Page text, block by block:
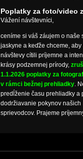
Poplatky za foto/video
Vážení návštevníci,
ceníme si váš záujem o naše
jaskyne a keďže chceme, aby
návštevy cítili príjemne a
krásy podzemnej prírody,
1.1.2026 poplatky za
v rámci bežnej prehliadky.
predĺženie času prehliadky a
dodržiavanie pokynov našich
sprievodcov. Prajeme